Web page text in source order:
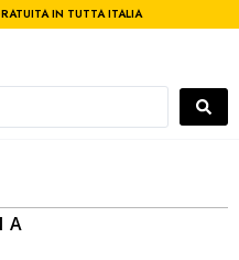
IN TUTTA ITALIA